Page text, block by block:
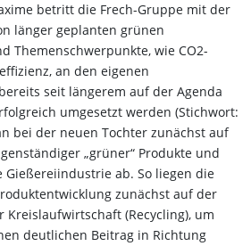
betritt die Frech-Gruppe mit der
länger geplanten grünen
Themenschwerpunkte, wie CO2-
an den eigenen
seit längerem auf der Agenda
umgesetzt werden (Stichwort:
bei der neuen Tochter zunächst auf
„grüner“ Produkte und
ab. So liegen die
zunächst auf der
Kreislaufwirtschaft (Recycling), um
deutlichen Beitrag in Richtung